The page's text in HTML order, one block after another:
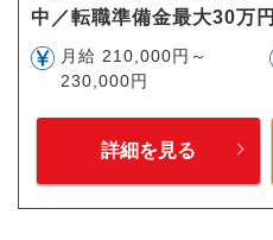
中／転職準備金最大30万円
月給 210,000円～
230,000円
詳細を見る